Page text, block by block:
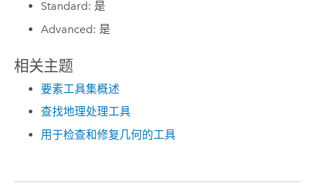
Standard: 是
Advanced: 是
相关主题
要素工具集概述
查找地理处理工具
用于检查和修复几何的工具